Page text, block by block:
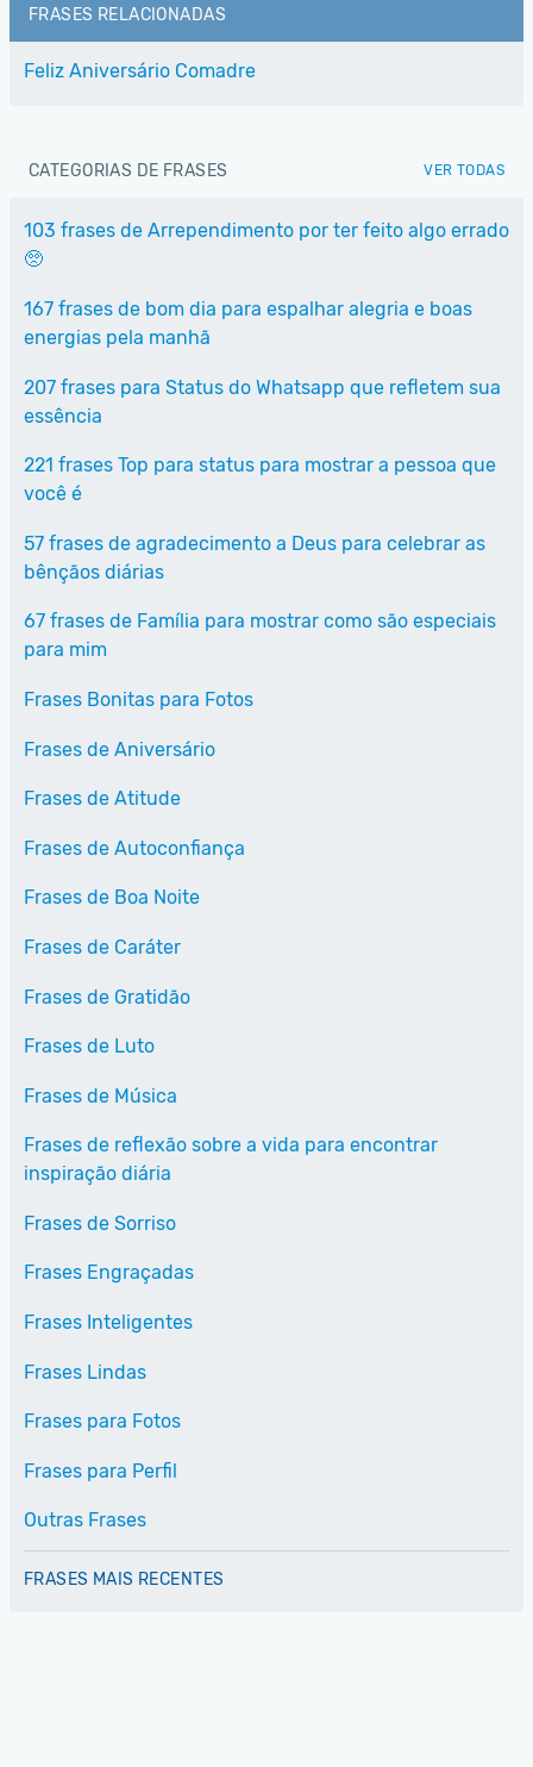
FRASES RELACIONADAS
Feliz Aniversário Comadre
CATEGORIAS DE FRASES VER TODAS
103 frases de Arrependimento por ter feito algo errado
🥺
167 frases de bom dia para espalhar alegria e boas
energias pela manhã
207 frases para Status do Whatsapp que refletem sua
essência
221 frases Top para status para mostrar a pessoa que
você é
57 frases de agradecimento a Deus para celebrar as
bênçãos diárias
67 frases de Família para mostrar como são especiais
para mim
Frases Bonitas para Fotos
Frases de Aniversário
Frases de Atitude
Frases de Autoconfiança
Frases de Boa Noite
Frases de Caráter
Frases de Gratidão
Frases de Luto
Frases de Música
Frases de reflexão sobre a vida para encontrar
inspiração diária
Frases de Sorriso
Frases Engraçadas
Frases Inteligentes
Frases Lindas
Frases para Fotos
Frases para Perfil
Outras Frases
FRASES MAIS RECENTES